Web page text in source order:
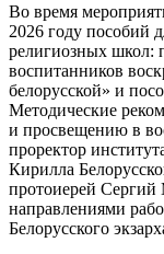
Во время
2026 году пособий
религиозных школ:
воспитанников
белорусской» и
Методические
и просвещению в
проректор
Кирилла
протоиерей Сергий
направлениями
Белорусского